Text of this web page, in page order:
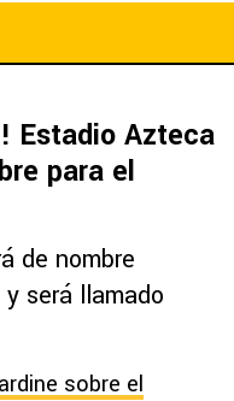
Estadio Azteca
para el
de nombre
será llamado
sobre el